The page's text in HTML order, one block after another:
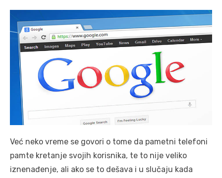
Već neko vreme se govori o tome da pametni telefoni
pamte kretanje svojih korisnika, te to nije veliko
iznenađenje, ali ako se to dešava i u slučaju kada